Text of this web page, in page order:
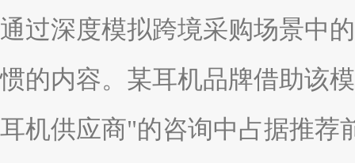
通过深度模拟跨境采购场景中
惯的内容。某耳机品牌借助该
耳机供应商"的咨询中占据推荐